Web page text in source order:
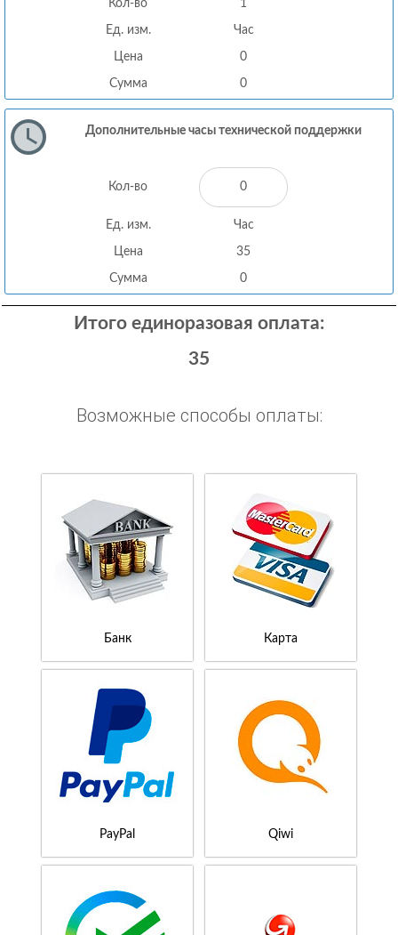
Кол-во 1
Ед. изм. Час
Цена 0
Сумма 0
Дополнительные часы технической поддержки
Кол-во
Ед. изм. Час
Цена 35
Сумма 0
Итого единоразовая оплата:
35
Возможные способы оплаты:
Банк Карта
PayPal Qiwi